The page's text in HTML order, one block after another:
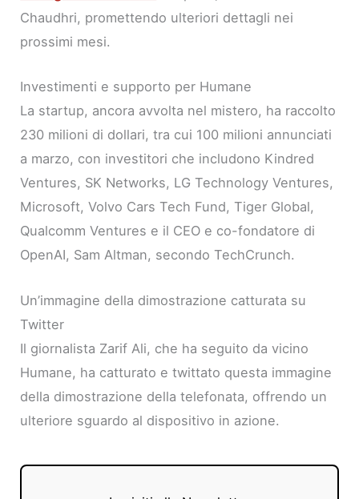
Chaudhri, promettendo ulteriori dettagli nei
prossimi mesi.
Investimenti e supporto per Humane
La startup, ancora avvolta nel mistero, ha raccolto
230 milioni di dollari, tra cui 100 milioni annunciati
a marzo, con investitori che includono Kindred
Ventures, SK Networks, LG Technology Ventures,
Microsoft, Volvo Cars Tech Fund, Tiger Global,
Qualcomm Ventures e il CEO e co-fondatore di
OpenAI, Sam Altman, secondo TechCrunch.
Un’immagine della dimostrazione catturata su
Twitter
Il giornalista Zarif Ali, che ha seguito da vicino
Humane, ha catturato e twittato questa immagine
della dimostrazione della telefonata, offrendo un
ulteriore sguardo al dispositivo in azione.